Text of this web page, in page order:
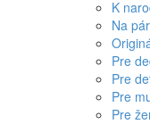
K
Na
Pre
Pre
Pre
Pre